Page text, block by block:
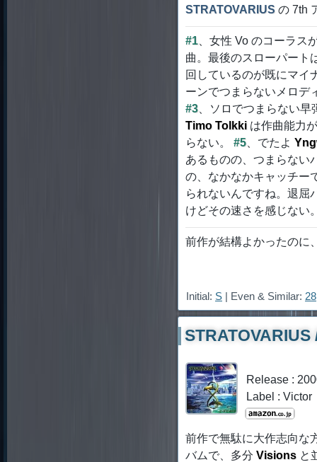
STRATOVARIUS の 7th
#1 、女性 Vo のコーラ
曲。最後のスローパート
回しているのが既にマイ
ーンでつまらないメロデ
#3 、ソロでつまらない
Timo Tolkki は作曲能力
らない。 #5 、でたよ
あるものの、つまらない
の、なかなかキャッチー
られないんですね。退屈
けどその速さを感じない
前作が結構よかったのに
Initial: S | Even & Similar: 28
Release :
Label : Victor
前作で無駄に大作志向な
バムで、多分 Visions と